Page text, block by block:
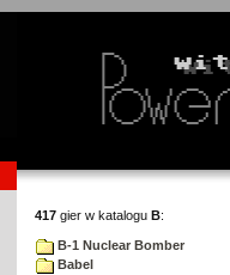
417 gier w katalogu B:
B-1 Nuclear Bomber
Babel